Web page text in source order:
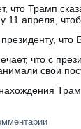
что Трамп
11 апреля,
президенту,
что с
свои